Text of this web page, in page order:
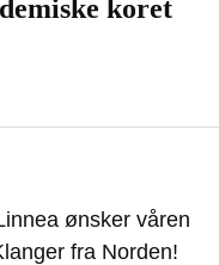
koret
ønsker våren
fra Norden!